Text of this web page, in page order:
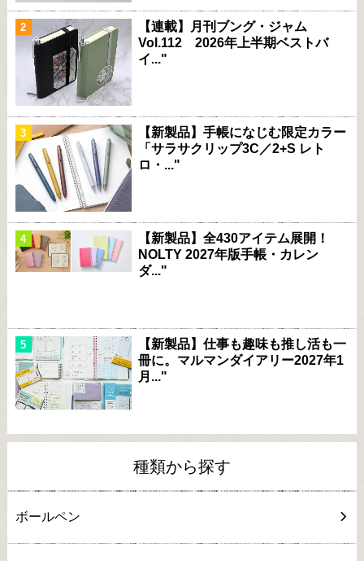
【連載】月刊ブング・ジャム
Vol.112 2026年上半期ベストバ
イ..."
【新製品】手帳になじむ限定カラー
「サラサクリップ3C／2+S レト
ロ・..."
【新製品】全430アイテム展開！
NOLTY 2027年版手帳・カレン
ダ..."
【新製品】仕事も趣味も推し活も一
冊に。マルマンダイアリー2027年1
月..."
種類から探す
ボールペン